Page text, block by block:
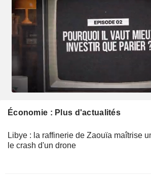
Économie : Plus d'actualités
Libye : la raffinerie de Zaouïa maîtrise
le crash d'un drone